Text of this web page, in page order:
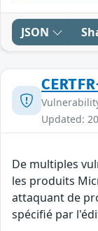
JSON
Updated:
De multiples
les produits
attaquant de
spécifié par